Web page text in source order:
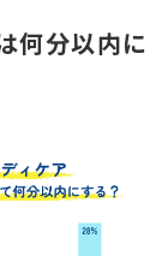
何分以内に